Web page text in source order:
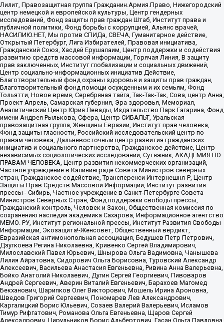
Лилит, Правозащитная группа Гражданин.Армия.Право, Нижегородский
центр немецкой и европейской культуры, Центр гендерных
исследований, Фонд защиты прав граждан Штаб, Институт права и
публичной политики, Фонд борьбы с коррупцией, Альянс врачей,
НАСИЛИЮ.НЕТ, Мы против СПИДа, СВЕЧА, Гуманитарное действие,
Открытый Петербург, Лига Избирателей, Правовая инициатива,
Гражданский Союз, Хасдей Ерушалаим, Центр поддержки и содействия
развитию средств массовой информации, Горячая Линия, В защиту
прав заключенных, Институт глобализации и социальных движений,
Центр социально-информационных инициатив Действие,
Благотворительный фонд охраны здоровья и защиты прав граждан,
Благотворительный фонд помощи осужденным и их семьям, Фонд
Тольятти, Новое время, Серебряная тайга, Так-Так-Так, Сова, центр Анна,
Проект Апрель, Самарская губерния, Эра здоровья, Мемориал,
Аналитический Центр Юрия Левады, Издательство Парк Гагарина, Фонд
имени Андрея Рылькова, Сфера, Центр СИБАЛЬТ, Уральская
правозащитная группа, Женщины Евразии, Институт прав человека,
Фонд защиты гласности, Российский исследовательский центр по
правам человека, Дальневосточный центр развития гражданских
инициатив и социального партнерства, Гражданское действие, Центр
независимых социологических исследований, Сутяжник, АКАДЕМИЯ ПО
ПРАВАМ ЧЕЛОВЕКА, Центр развития некоммерческих организаций,
Частное учреждение в Калининграде Совета Министров северных
стран, Гражданское содействие, Трансперенси Интернешнл-Р, Центр
Защиты Прав Средств Массовой Информации, Институт развития
прессы - Сибирь, Частное учреждение в Санкт-Петербурге Совета
Министров Северных Стран, Фонд поддержки свободы прессы,
Гражданский контроль, Человек и Закон, Общественная комиссия по
сохранению наследия академика Сахарова, Информационное агентство
МЕМО. РУ, Институт региональной прессы, Институт Развития Свободы
Информации, Экозащита!-Женсовет, Общественный вердикт,
Евразийская антимонопольная ассоциация, Бедушев Петр Петрович,
Дзугкоева Регина Николаевна, Кривенко Сергей Владимирович,
Милославский Павел Юрьевич, Шнырова Ольга Вадимовна, Чанышева
Лилия Айратовна, Сидорович Ольга Борисовна, Туровский Александр
Алексеевич, Васильева Анастасия Евгеньевна, Ривина Анна Валерьевна,
Бойко Анатолий Николаевич, Дугин Сергей Георгиевич, Пивоваров
Андрей Сергеевич, Аверин Виталий Евгеньевич, Барахоев Магомед
Бекханович, Шарипков Олег Викторович, Мошель Ирина Ароновна,
Шведов Григорий Сергеевич, Пономарев Лев Александрович,
Каргалицкий Борис Юльевич, Созаев Валерий Валерьевич, Исламов
Тимур Рифгатович, Романова Ольга Евгеньевна, Щаров Сергей
Алексадрович, Цирульников Борис Альбертович, Гасан Ольга Павловна,